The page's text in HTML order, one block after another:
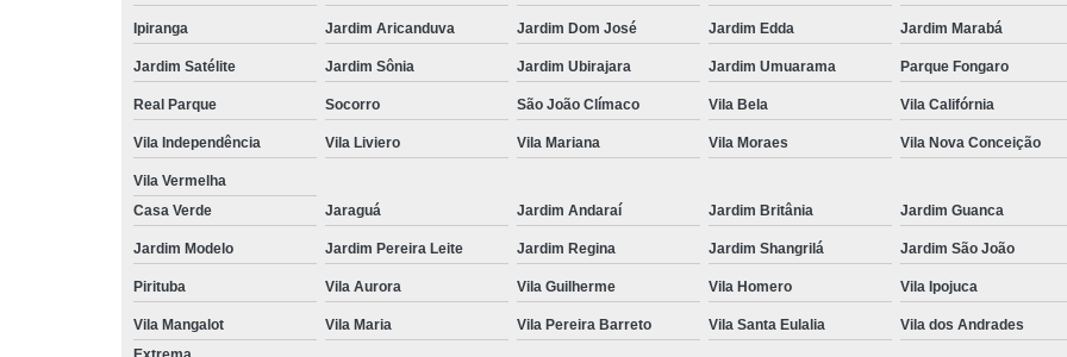
Locação de Toalha Rosto Branca
Aluguel de Toalha Industrial Virgem
Aluguel de Toalha para Salão de Beleza
Locação de Toalha Industrial
Locação de Toalha Industrial Relavada
Locação de Toalha para Salão de Beleza
Manta Absorvente Azul
Manta Absorvente
Manta Absorvente Industrial
Ipiranga Jardim Aricanduva Jardim Dom José Jardim Edda Jardim Marabá
Jardim Satélite Jardim Sônia Jardim Ubirajara Jardim Umuarama Parque Fongaro
Real Parque Socorro São João Clímaco Vila Bela Vila Califórnia
Vila Independência Vila Liviero Vila Mariana Vila Moraes Vila Nova Conceição
Vila Vermelha
Casa Verde
Jaraguá Jardim Andaraí Jardim Britânia Jardim Guanca
Jardim Modelo Jardim Pereira Leite Jardim Regina Jardim Shangrilá Jardim São João
Pirituba Vila Aurora Vila Guilherme Vila Homero Vila Ipojuca
Vila Mangalot Vila Maria Vila Pereira Barreto Vila Santa Eulalia
Vila dos Andrades